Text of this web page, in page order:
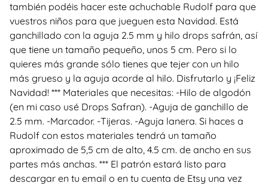
también podéis hacer este achuchable Rudolf para que
vuestros niños para que jueguen esta Navidad. Está
ganchillado con la aguja 2.5 mm y hilo drops safrán, así
que tiene un tamaño pequeño, unos 5 cm. Pero si lo
quieres más grande sólo tienes que tejer con un hilo
más grueso y la aguja acorde al hilo. Disfrutarlo y ¡Feliz
Navidad! *** Materiales que necesitas: -Hilo de algodón
(en mi caso usé Drops Safran). -Aguja de ganchillo de
2.5 mm. -Marcador. -Tijeras. -Aguja lanera. Si haces a
Rudolf con estos materiales tendrá un tamaño
aproximado de 5,5 cm de alto, 4.5 cm. de ancho en sus
partes más anchas. *** El patrón estará listo para
descargar en tu email o en tu cuenta de Etsy una vez